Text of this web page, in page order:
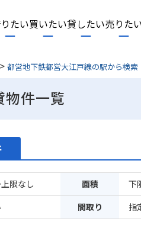
たい買いたい貸したい売りた
> 都営地下鉄都営大江戸線の駅から検索
物件一覧
限なし 面積 下
間取り
指